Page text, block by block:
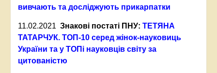
вивчають та досліджують прикарпатки
11.02.2021 Знакові постаті ПНУ: ТЕТЯНА
ТАТАРЧУК. ТОП-10 серед жінок-науковиць
України та у ТОПі науковців світу за
цитованістю